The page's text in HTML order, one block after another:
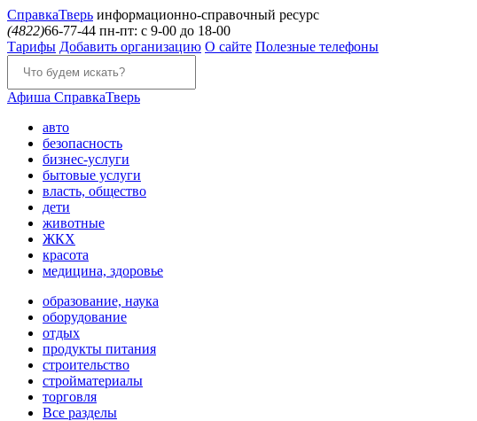
СправкаТверь информационно-справочный ресурс
(4822)66-77-44 пн-пт: с 9-00 до 18-00
Тарифы Добавить организацию О сайте Полезные телефоны
Афиша СправкаТверь
авто
безопасность
бизнес-услуги
бытовые услуги
власть, общество
дети
животные
ЖКХ
красота
медицина, здоровье
образование, наука
оборудование
отдых
продукты питания
строительство
стройматериалы
торговля
Все разделы